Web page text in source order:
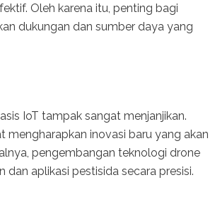
Oleh karena itu, penting bagi
dukungan dan sumber daya yang
IoT tampak sangat menjanjikan.
mengharapkan inovasi baru yang akan
pengembangan teknologi drone
aplikasi pestisida secara presisi.